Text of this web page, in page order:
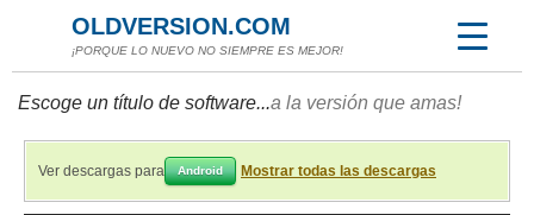
OLDVERSION.COM
¡PORQUE LO NUEVO NO SIEMPRE ES MEJOR!
Escoge un título de software...a la versión que amas!
Ver descargas para Android Mostrar todas las descargas